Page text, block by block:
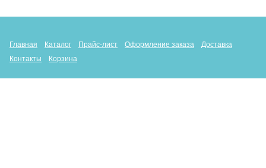
Главная Каталог Прайс-лист Оформление заказа
Доставка
Контакты
Корзина